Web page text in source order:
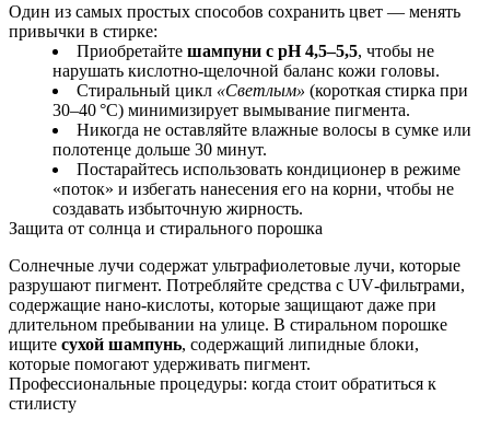
Один из самых простых способов сохранить цвет — менять
привычки в стирке:
Приобретайте шампуни с pH 4,5–5,5, чтобы не
нарушать кислотно-щелочной баланс кожи головы.
Стиральный цикл «Светлым» (короткая стирка при
30–40 °C) минимизирует вымывание пигмента.
Никогда не оставляйте влажные волосы в сумке или
полотенце дольше 30 минут.
Постарайтесь использовать кондиционер в режиме
«поток» и избегать нанесения его на корни, чтобы не
создавать избыточную жирность.
Защита от солнца и стирального порошка
Солнечные лучи содержат ультрафиолетовые лучи, которые
разрушают пигмент. Потребляйте средства с UV‑фильтрами,
содержащие нано‑кислоты, которые защищают даже при
длительном пребывании на улице. В стиральном порошке
ищите сухой шампунь, содержащий липидные блоки,
которые помогают удерживать пигмент.
Профессиональные процедуры: когда стоит обратиться к
стилисту